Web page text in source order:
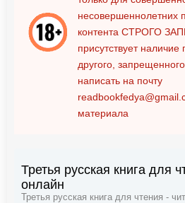
несовершеннолетних
контента СТРОГО
присутствует
другого,
написать на почту
материала
Третья русская книга для
онлайн
Третья русская книга для чтения -